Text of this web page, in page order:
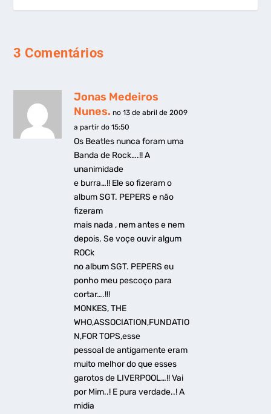
3 Comentários
Jonas Medeiros
Nunes. no 13 de abril de 2009
a partir do 15:50
Os Beatles nunca foram uma
Banda de Rock….!! A
unanimidade
e burra…!! Ele so fizeram o
album SGT. PEPERS e não
fizeram
mais nada , nem antes e nem
depois. Se voçe ouvir algum
ROCk
no album SGT. PEPERS eu
ponho meu pescoço para
cortar….!!!
MONKES, THE
WHO,ASSOCIATION,FUNDATIO
N,FOR TOPS,esse
pessoal de antigamente eram
muito melhor do que esses
garotos de LIVERPOOL…!! Vai
por Mim..! E pura verdade..! A
midia